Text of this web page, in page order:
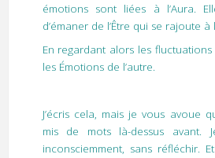
émotions sont liées à l’Aura.
d’émaner de l’Être qui se rajoute à
En regardant alors les fluctuations
les Émotions de l’autre.
J’écris cela, mais je vous avoue
mis de mots là-dessus avant.
inconsciemment, sans réfléchir.